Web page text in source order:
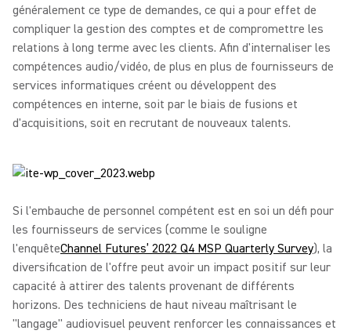
généralement ce type de demandes, ce qui a pour effet de
compliquer la gestion des comptes et de compromettre les
relations à long terme avec les clients. Afin d'internaliser les
compétences audio/vidéo, de plus en plus de fournisseurs de
services informatiques créent ou développent des
compétences en interne, soit par le biais de fusions et
d'acquisitions, soit en recrutant de nouveaux talents.
Si l'embauche de personnel compétent est en soi un défi pour
les fournisseurs de services (comme le souligne
l'enquêteChannel Futures’ 2022 Q4 MSP Quarterly Survey), la
diversification de l'offre peut avoir un impact positif sur leur
capacité à attirer des talents provenant de différents
horizons. Des techniciens de haut niveau maîtrisant le
"langage" audiovisuel peuvent renforcer les connaissances et